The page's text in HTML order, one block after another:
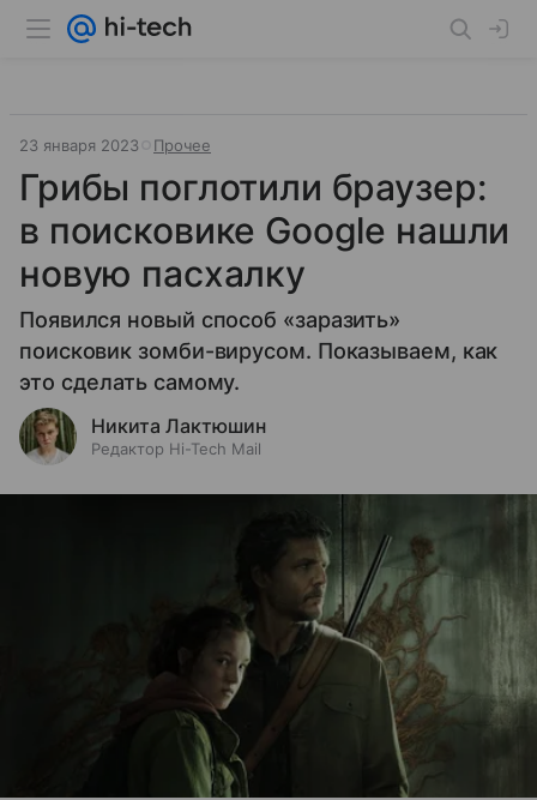
23 января 2023 Прочее
Грибы поглотили браузер:
в поисковике Google нашли
новую пасхалку
Появился новый способ «заразить»
поисковик зомби-вирусом. Показываем, как
это сделать самому.
Никита Лактюшин
Редактор Hi-Tech Mail